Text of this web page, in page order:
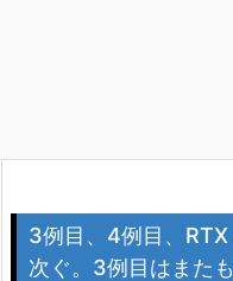
3例目、4例目、
次ぐ。3例目はまた